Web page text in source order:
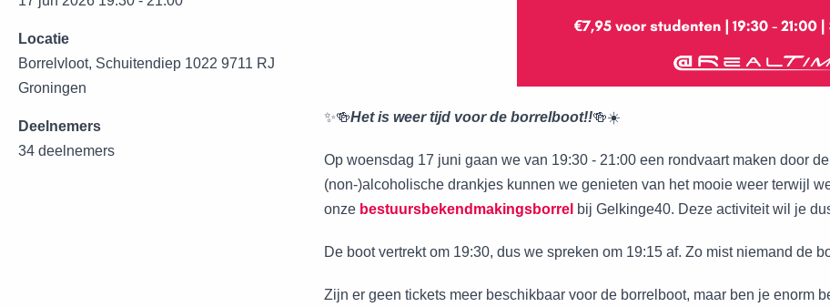
Locatie
Borrelvloot, Schuitendiep 1022 9711 RJ
Groningen
Deelnemers
34 deelnemers
✨🍻Het is weer tijd voor de borrelboot!!🍻☀️
Op woensdag 17 juni gaan we van 19:30 - 21:00 een rondvaart maken door
(non-)alcoholische drankjes kunnen we genieten van het mooie weer terwijl
onze bestuursbekendmakingsborrel bij Gelkinge40. Deze activiteit wil je
De boot vertrekt om 19:30, dus we spreken om 19:15 af. Zo mist niemand de
Zijn er geen tickets meer beschikbaar voor de borrelboot, maar ben je enorm